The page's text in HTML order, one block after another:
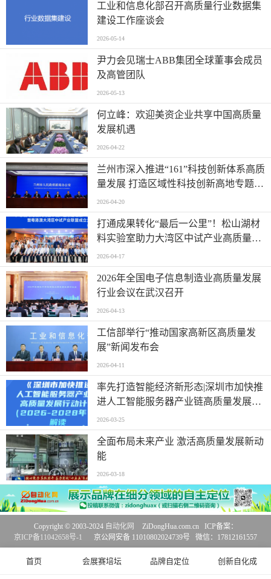
工业和信息化部召开高质量行业数据集
建设工作座谈会
2026-05-14
尹力会见瑞士ABB集团全球董事会成员
及高管团队
2026-05-13
何立峰：欢迎美资企业共享中国高质量
发展机遇
2026-04-22
兰州市深入推进“161”科技创新体系高质
量发展 打造区域性科技创新高地专题新
闻发布会实录（文+图）
2026-04-20
打通成果转化“最后一公里”！松山湖材
料实验室助力大湾区中试产业高质量发
展
2026-04-17
2026年全国电子信息制造业高质量发展
行业会议在武汉召开
2026-04-13
工信部举行“推动国家高新区高质量发
展”新闻发布会
2026-04-11
率先打造智能经济新形态|深圳市加快推
进人工智能服务器产业链高质量发展行
动计划
2026-03-25
全面布局未来产业 激活高质量发展新动
能
2026-03-18
首页 会展赛培坛 品牌自定位 创新自化成
Copyright © 2003-2024 自动化网
ZiDongHua.com.cn ICP备案：
京ICP备11042658号-1
京公网安备 11010802024739号 微信：17812161557